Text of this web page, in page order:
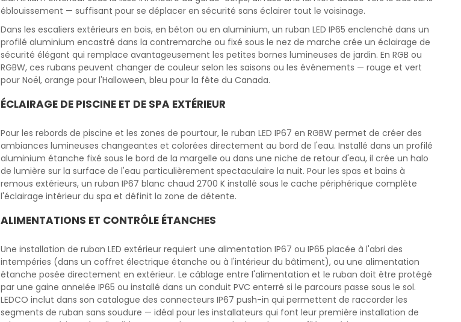
éblouissement — suffisant pour se déplacer en sécurité sans éclairer tout le voisinage.
Dans les escaliers extérieurs en bois, en béton ou en aluminium, un ruban LED IP65 enclenché dans un
profilé aluminium encastré dans la contremarche ou fixé sous le nez de marche crée un éclairage de
sécurité élégant qui remplace avantageusement les petites bornes lumineuses de jardin. En RGB ou
RGBW, ces rubans peuvent changer de couleur selon les saisons ou les événements — rouge et vert
pour Noël, orange pour l'Halloween, bleu pour la fête du Canada.
ÉCLAIRAGE DE PISCINE ET DE SPA EXTÉRIEUR
Pour les rebords de piscine et les zones de pourtour, le ruban LED IP67 en RGBW permet de créer des
ambiances lumineuses changeantes et colorées directement au bord de l'eau. Installé dans un profilé
aluminium étanche fixé sous le bord de la margelle ou dans une niche de retour d'eau, il crée un halo
de lumière sur la surface de l'eau particulièrement spectaculaire la nuit. Pour les spas et bains à
remous extérieurs, un ruban IP67 blanc chaud 2700 K installé sous le cache périphérique complète
l'éclairage intérieur du spa et définit la zone de détente.
ALIMENTATIONS ET CONTRÔLE ÉTANCHES
Une installation de ruban LED extérieur requiert une alimentation IP67 ou IP65 placée à l'abri des
intempéries (dans un coffret électrique étanche ou à l'intérieur du bâtiment), ou une alimentation
étanche posée directement en extérieur. Le câblage entre l'alimentation et le ruban doit être protégé
par une gaine annelée IP65 ou installé dans un conduit PVC enterré si le parcours passe sous le sol.
LEDCO inclut dans son catalogue des connecteurs IP67 push-in qui permettent de raccorder les
segments de ruban sans soudure — idéal pour les installateurs qui font leur première installation de